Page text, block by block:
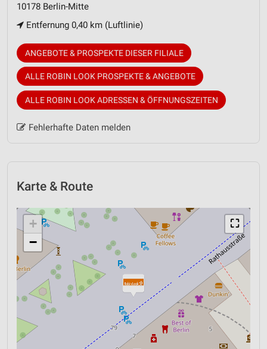
10178 Berlin-Mitte
Entfernung 0,40 km (Luftlinie)
ANGEBOTE & PROSPEKTE DIESER FILIALE
ALLE ROBIN LOOK PROSPEKTE & ANGEBOTE
ALLE ROBIN LOOK ADRESSEN & ÖFFNUNGSZEITEN
Fehlerhafte Daten melden
Karte & Route
⛶
+
−